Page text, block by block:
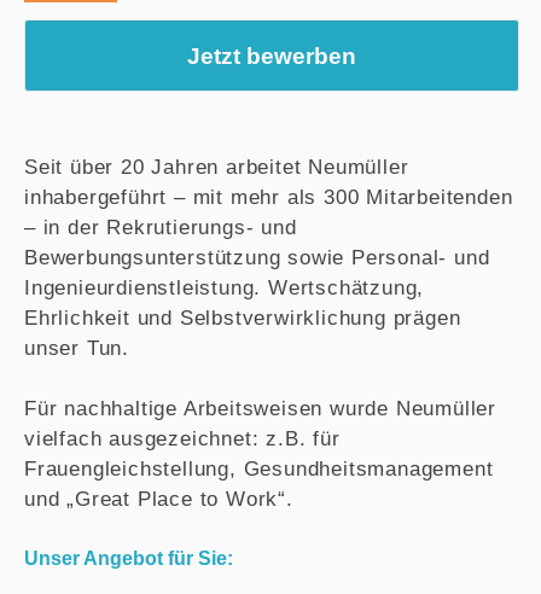
Jetzt bewerben
Seit über 20 Jahren arbeitet Neumüller
inhabergeführt – mit mehr als 300 Mitarbeitenden
– in der Rekrutierungs- und
Bewerbungsunterstützung sowie Personal- und
Ingenieurdienstleistung. Wertschätzung,
Ehrlichkeit und Selbstverwirklichung prägen
unser Tun.
Für nachhaltige Arbeitsweisen wurde Neumüller
vielfach ausgezeichnet: z.B. für
Frauengleichstellung, Gesundheitsmanagement
und „Great Place to Work“.
Unser Angebot für Sie: